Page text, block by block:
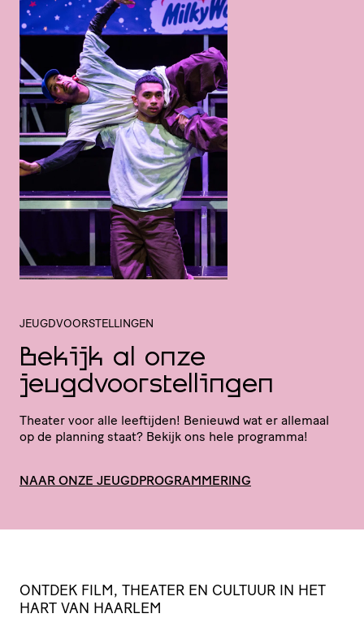
JEUGDVOORSTELLINGEN
Bekijk al onze
jeugdvoorstellingen
Theater voor alle leeftijden! Benieuwd wat er allemaal
op de planning staat? Bekijk ons hele programma!
NAAR ONZE JEUGDPROGRAMMERING
ONTDEK FILM, THEATER EN CULTUUR IN HET
HART VAN HAARLEM